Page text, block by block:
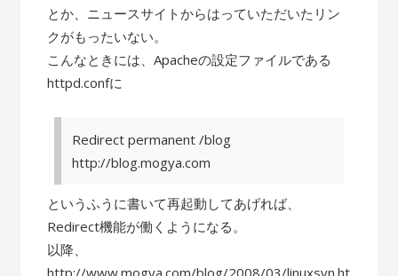
とか、ニュースサイトからはっていただいたリン
クがもったいない。
こんなときには、Apacheの設定ファイルである
httpd.confに
Redirect permanent /blog
http://blog.mogya.com
というふうに書いて再起動してあげれば、
Redirect機能が働くようになる。
以降、
http://www.mogya.com/blog/2008/03/linuxsvn.ht